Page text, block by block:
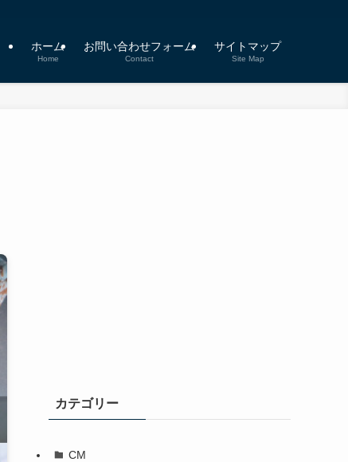
ホーム
Home
お問い合わせフォーム
Contact
サイトマップ
Site Map
カテゴリー
CM